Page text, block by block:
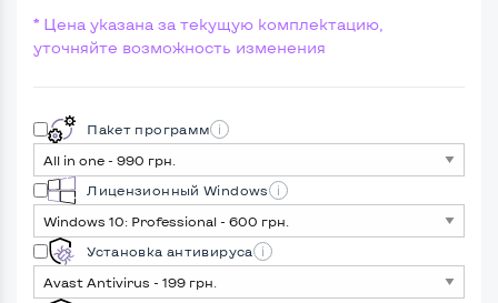
* Цена указана за текущую комплектацию,
уточняйте возможность изменения
Пакет программ
Лицензионный Windows
Установка антивируса